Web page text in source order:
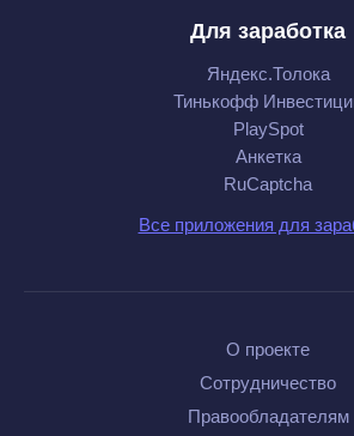
Для заработка
Яндекс.Толока
Тинькофф
PlaySpot
Анкетка
RuCaptcha
Все приложения для
О проекте
Сотрудничество
Правообладателям